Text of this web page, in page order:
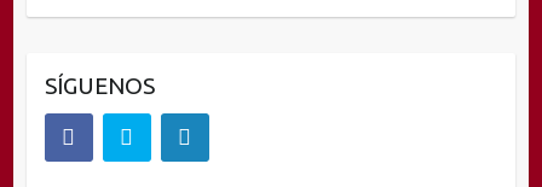
SÍGUENOS